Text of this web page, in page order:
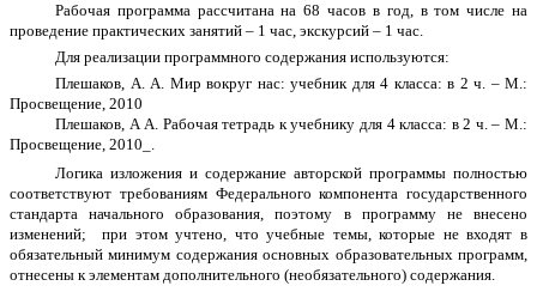
Рабочая программа рассчитана на 68 часов в год, в том числе на
проведение практических занятий – 1 час, экскурсий – 1 час.
Для реализации программного содержания используются:
Плешаков, А. А. Мир вокруг нас: учебник для 4 класса: в 2 ч. – М.:
Просвещение, 2010
Плешаков, А А. Рабочая тетрадь к учебнику для 4 класса: в 2 ч. – М.:
Просвещение, 2010_.
Логика изложения и содержание авторской программы полностью
соответствуют требованиям Федерального компонента государственного
стандарта начального образования, поэтому в программу не внесено
изменений; при этом учтено, что учебные темы, которые не входят в
обязательный минимум содержания основных образовательных программ,
отнесены к элементам дополнительного (необязательного) содержания.